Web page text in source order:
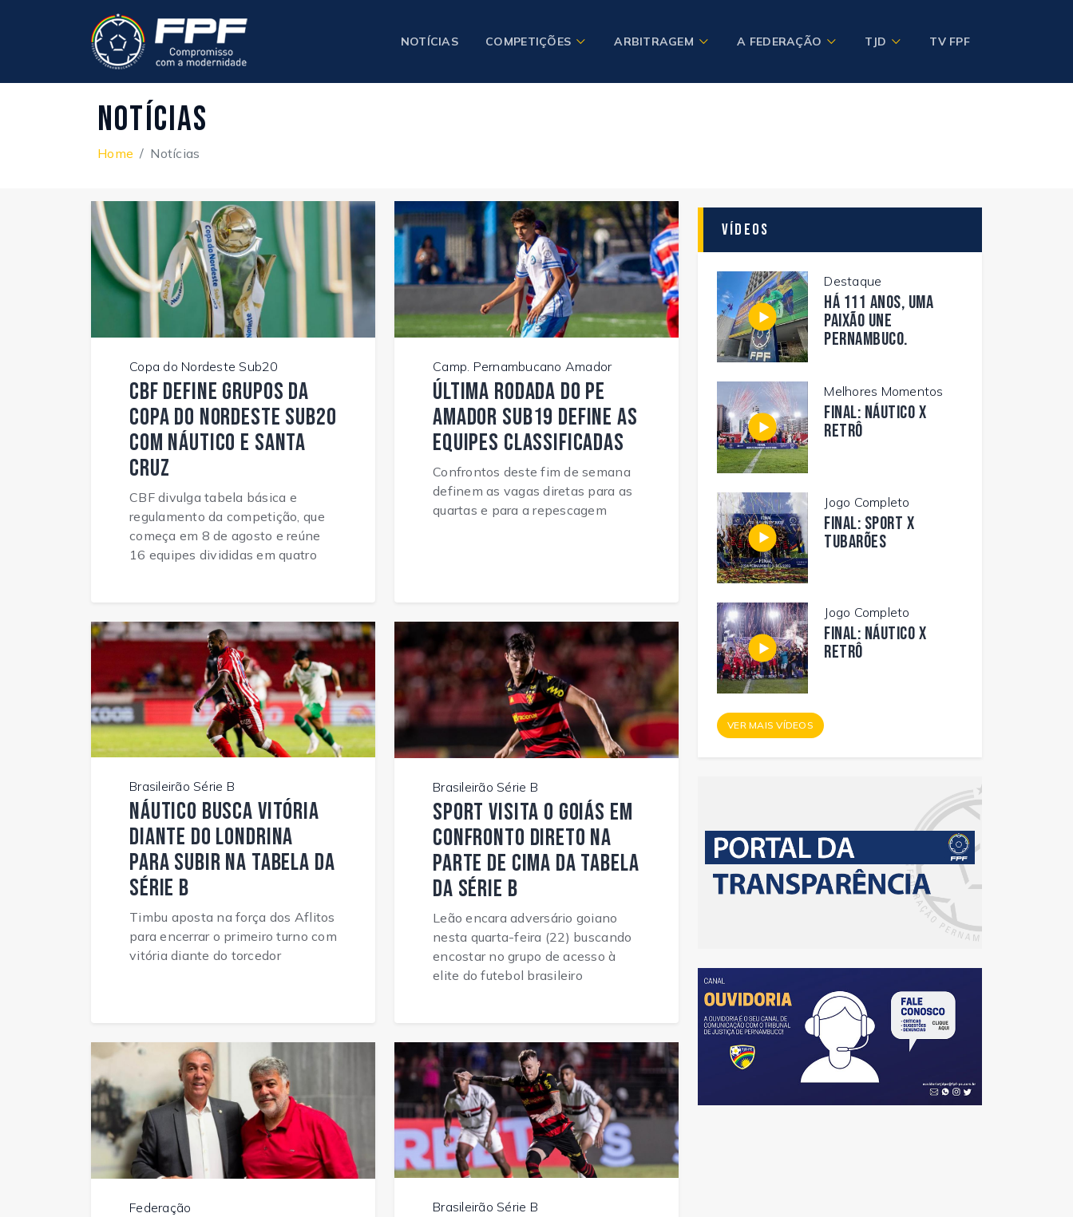
NOTÍCIAS COMPETIÇÕES ARBITRAGEM A FEDERAÇÃO TJD TV FPF
Notícias
Home Notícias
Copa do Nordeste Sub20
CBF define grupos da
Copa do Nordeste Sub20
com Náutico e Santa
Cruz
CBF divulga tabela básica e
regulamento da competição, que
começa em 8 de agosto e reúne
16 equipes divididas em quatro
Camp. Pernambucano Amador
Última rodada do PE
Amador Sub19 define as
equipes classificadas
Confrontos deste fim de semana
definem as vagas diretas para as
quartas e para a repescagem
Brasileirão Série B
Náutico busca vitória
diante do Londrina
para subir na tabela da
Série B
Timbu aposta na força dos Aflitos
para encerrar o primeiro turno com
vitória diante do torcedor
Brasileirão Série B
Sport visita o Goiás em
confronto direto na
parte de cima da tabela
da Série B
Leão encara adversário goiano
nesta quarta-feira (22) buscando
encostar no grupo de acesso à
elite do futebol brasileiro
Federação Brasileirão Série B
Vídeos
Destaque
Há 111 anos, uma
paixão une
Pernambuco.
Melhores Momentos
FINAL: NÁUTICO X
RETRÔ
Jogo Completo
FINAL: SPORT X
TUBARÕES
Jogo Completo
FINAL: NÁUTICO X
RETRÔ
VER MAIS VÍDEOS